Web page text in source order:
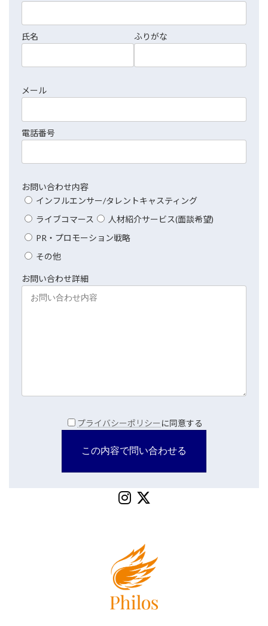
氏名 ふりがな
メール
電話番号
お問い合わせ内容
インフルエンサー/タレントキャスティング
ライブコマース
人材紹介サービス(面談希望)
PR・プロモーション戦略
その他
お問い合わせ詳細
プライバシーポリシー に同意する
ア
イ
ア
イ
ク